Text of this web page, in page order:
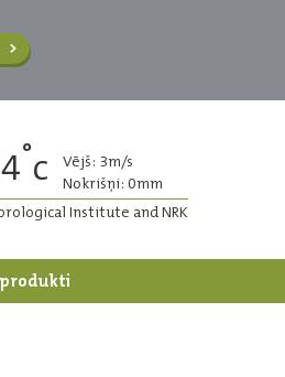
°c
Vējš: 3m/s
Nokrišņi: 0mm
Institute and NRK